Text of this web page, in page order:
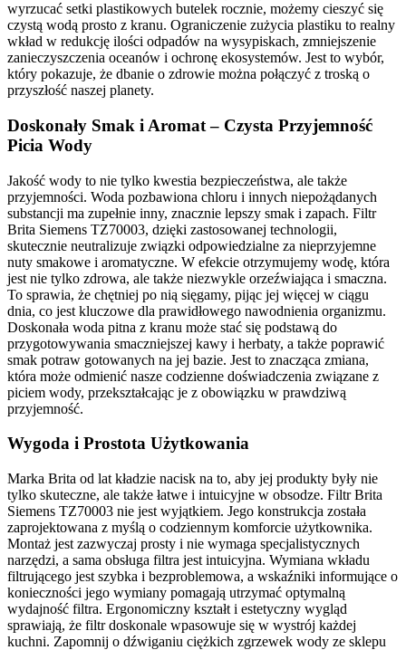
wyrzucać setki plastikowych butelek rocznie, możemy cieszyć się
czystą wodą prosto z kranu. Ograniczenie zużycia plastiku to realny
wkład w redukcję ilości odpadów na wysypiskach, zmniejszenie
zanieczyszczenia oceanów i ochronę ekosystemów. Jest to wybór,
który pokazuje, że dbanie o zdrowie można połączyć z troską o
przyszłość naszej planety.
Doskonały Smak i Aromat – Czysta Przyjemność
Picia Wody
Jakość wody to nie tylko kwestia bezpieczeństwa, ale także
przyjemności. Woda pozbawiona chloru i innych niepożądanych
substancji ma zupełnie inny, znacznie lepszy smak i zapach. Filtr
Brita Siemens TZ70003, dzięki zastosowanej technologii,
skutecznie neutralizuje związki odpowiedzialne za nieprzyjemne
nuty smakowe i aromatyczne. W efekcie otrzymujemy wodę, która
jest nie tylko zdrowa, ale także niezwykle orzeźwiająca i smaczna.
To sprawia, że chętniej po nią sięgamy, pijąc jej więcej w ciągu
dnia, co jest kluczowe dla prawidłowego nawodnienia organizmu.
Doskonała woda pitna z kranu może stać się podstawą do
przygotowywania smaczniejszej kawy i herbaty, a także poprawić
smak potraw gotowanych na jej bazie. Jest to znacząca zmiana,
która może odmienić nasze codzienne doświadczenia związane z
piciem wody, przekształcając je z obowiązku w prawdziwą
przyjemność.
Wygoda i Prostota Użytkowania
Marka Brita od lat kładzie nacisk na to, aby jej produkty były nie
tylko skuteczne, ale także łatwe i intuicyjne w obsodze. Filtr Brita
Siemens TZ70003 nie jest wyjątkiem. Jego konstrukcja została
zaprojektowana z myślą o codziennym komforcie użytkownika.
Montaż jest zazwyczaj prosty i nie wymaga specjalistycznych
narzędzi, a sama obsługa filtra jest intuicyjna. Wymiana wkładu
filtrującego jest szybka i bezproblemowa, a wskaźniki informujące o
konieczności jego wymiany pomagają utrzymać optymalną
wydajność filtra. Ergonomiczny kształt i estetyczny wygląd
sprawiają, że filtr doskonale wpasowuje się w wystrój każdej
kuchni. Zapomnij o dźwiganiu ciężkich zgrzewek wody ze sklepu